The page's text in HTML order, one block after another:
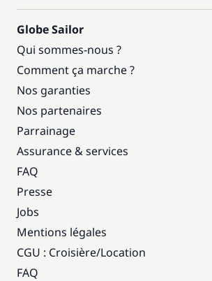
Globe Sailor
Qui sommes-nous ?
Comment ça marche ?
Nos garanties
Nos partenaires
Parrainage
Assurance & services
FAQ
Presse
Jobs
Mentions légales
CGU : Croisière/Location
FAQ